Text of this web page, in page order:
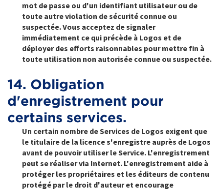
mot de passe ou d'un identifiant utilisateur ou de
toute autre violation de sécurité connue ou
suspectée. Vous acceptez de signaler
immédiatement ce qui précède à Logos et de
déployer des efforts raisonnables pour mettre fin à
toute utilisation non autorisée connue ou suspectée.
14. Obligation
d'enregistrement pour
certains services.
Un certain nombre de Services de Logos exigent que
le titulaire de la licence s'enregistre auprès de Logos
avant de pouvoir utiliser le Service. L'enregistrement
peut se réaliser via Internet. L'enregistrement aide à
protéger les propriétaires et les éditeurs de contenu
protégé par le droit d'auteur et encourage